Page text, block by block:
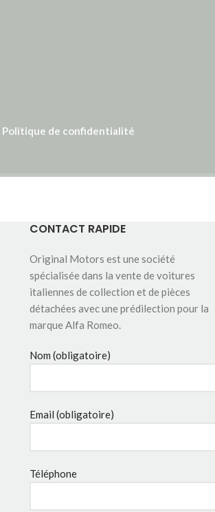
Politique de confidentialité
CONTACT RAPIDE
Original Motors est une société
spécialisée dans la vente de voitures
italiennes de collection et de pièces
détachées avec une prédilection pour la
marque Alfa Romeo.
Nom (obligatoire)
Email (obligatoire)
Téléphone